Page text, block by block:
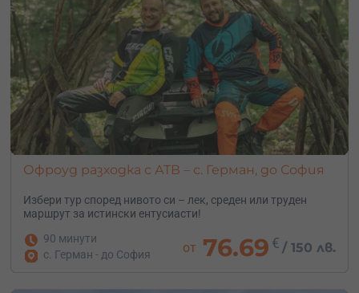
Офроуд разходка с АТВ – с. Герман, до София
Избери тур според нивото си – лек, среден или труден
маршрут за истински ентусиасти!
90 минути
с. Герман - до София
от 76.69 € / 150 лв.